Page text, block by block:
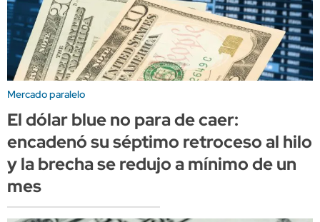
Mercado paralelo
El dólar blue no para de caer:
encadenó su séptimo retroceso al hilo
y la brecha se redujo a mínimo de un
mes